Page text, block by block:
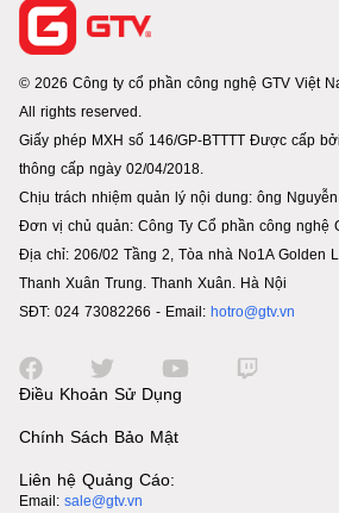
© 2026 Công ty cổ phần công nghệ GTV Việt
All rights reserved.
Giấy phép MXH số 146/GP-BTTTT Được cấp
thông cấp ngày 02/04/2018.
Chịu trách nhiệm quản lý nội dung: ông
Đơn vị chủ quản: Công Ty Cổ phần công nghệ
Địa chỉ: 206/02 Tầng 2, Tòa nhà No1A Golden
Thanh Xuân Trung. Thanh Xuân. Hà Nội
SĐT: 024 73082266 - Email: hotro@gtv.vn
Điều Khoản Sử Dụng
Chính Sách Bảo Mật
Liên hệ Quảng Cáo:
Email: sale@gtv.vn